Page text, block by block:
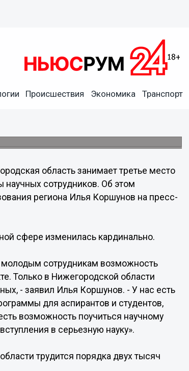
Происшествия Экономика Транспорт
третье место по уровню
область занимает третье место
научных сотрудников. Об этом
региона Илья Коршунов на пресс-
сфере изменилась кардинально.
молодым сотрудникам возможность
Только в Нижегородской области
- заявил Илья Коршунов. - У нас есть
для аспирантов и студентов,
возможность поучиться научному
в серьезную науку».
трудится порядка двух тысяч